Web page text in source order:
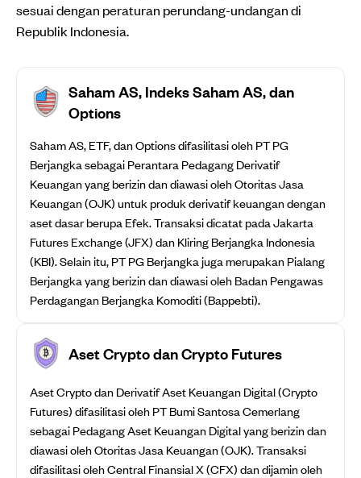
sesuai dengan peraturan perundang-undangan di
Republik Indonesia.
Saham AS, Indeks Saham AS, dan
Options
Saham AS, ETF, dan Options difasilitasi oleh PT PG
Berjangka sebagai Perantara Pedagang Derivatif
Keuangan yang berizin dan diawasi oleh Otoritas Jasa
Keuangan (OJK) untuk produk derivatif keuangan dengan
aset dasar berupa Efek. Transaksi dicatat pada Jakarta
Futures Exchange (JFX) dan Kliring Berjangka Indonesia
(KBI). Selain itu, PT PG Berjangka juga merupakan Pialang
Berjangka yang berizin dan diawasi oleh Badan Pengawas
Perdagangan Berjangka Komoditi (Bappebti).
Aset Crypto dan Crypto Futures
Aset Crypto dan Derivatif Aset Keuangan Digital (Crypto
Futures) difasilitasi oleh PT Bumi Santosa Cemerlang
sebagai Pedagang Aset Keuangan Digital yang berizin dan
diawasi oleh Otoritas Jasa Keuangan (OJK). Transaksi
difasilitasi oleh Central Finansial X (CFX) dan dijamin oleh